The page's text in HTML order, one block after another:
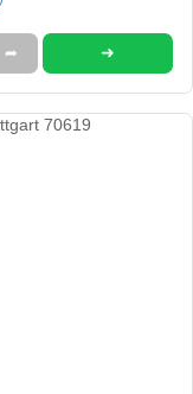
➦ ➜